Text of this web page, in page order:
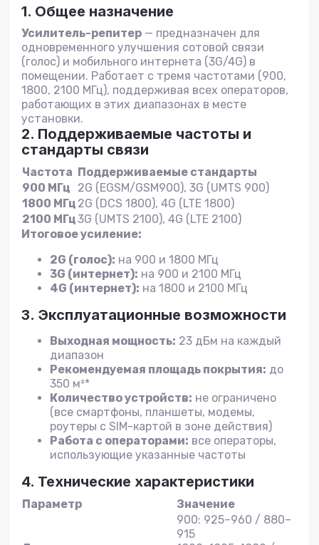
1. Общее назначение
Усилитель-репитер — предназначен для
одновременного улучшения сотовой связи
(голос) и мобильного интернета (3G/4G) в
помещении. Работает с тремя частотами (900,
1800, 2100 МГц), поддерживая всех операторов,
работающих в этих диапазонах в месте
установки.
2. Поддерживаемые частоты и
стандарты связи
Частота Поддерживаемые стандарты
900 МГц
2G (EGSM/GSM900), 3G (UMTS 900)
1800 МГц 2G (DCS 1800), 4G (LTE 1800)
2100 МГц3G (UMTS 2100), 4G (LTE 2100)
Итоговое усиление:
2G (голос): на 900 и 1800 МГц
3G (интернет): на 900 и 2100 МГц
4G (интернет): на 1800 и 2100 МГц
3. Эксплуатационные возможности
Выходная мощность: 23 дБм на каждый
диапазон
Рекомендуемая площадь покрытия: до
350 м²*
Количество устройств: не ограничено
(все смартфоны, планшеты, модемы,
роутеры с SIM-картой в зоне действия)
Работа с операторами: все операторы,
использующие указанные частоты
4. Технические характеристики
Параметр Значение
900: 925–960 / 880–
915